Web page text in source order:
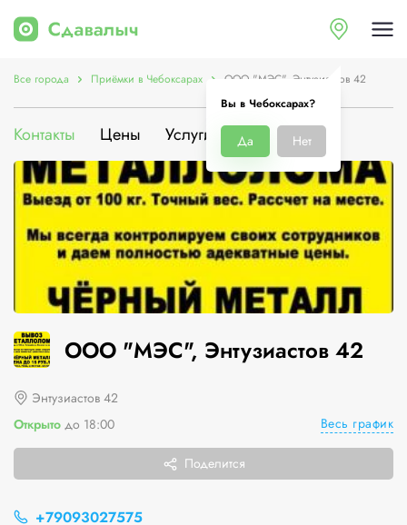
Вы в Чебоксарах?
Да Нет
Все города Приёмки в Чебоксарах ООО "МЭС", Энтузиастов 42
Контакты Цены Услуги О компании
ООО "МЭС", Энтузиастов 42
Энтузиастов 42
Открыто до 18:00 Весь график
Поделится
+79093027575